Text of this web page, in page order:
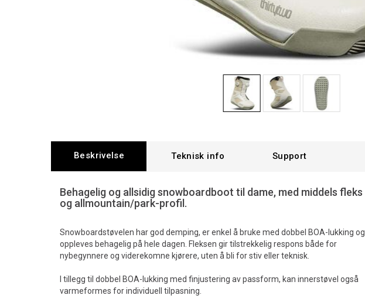
Beskrivelse Teknisk info Support
Behagelig og allsidig snowboardboot til dame, med middels fleks
og allmountain/park-profil.
Snowboardstøvelen har god demping, er enkel å bruke med dobbel BOA-lukking og
oppleves behagelig på hele dagen. Fleksen gir tilstrekkelig respons både for
nybegynnere og viderekomne kjørere, uten å bli for stiv eller teknisk.
I tillegg til dobbel BOA-lukking med finjustering av passform, kan innerstøvel også
varmeformes for individuell tilpasning.